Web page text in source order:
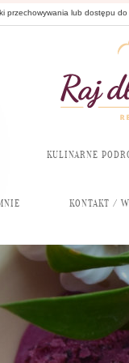
KULINARNE
KONTAKT /
przechowywania lub dostępu